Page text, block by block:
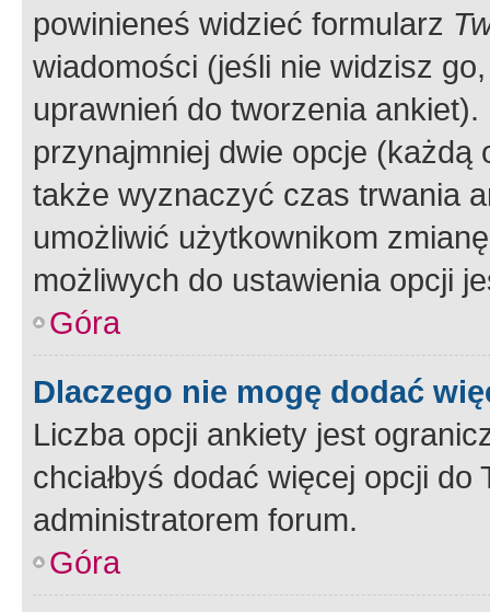
powinieneś widzieć formularz
wiadomości (jeśli nie widzisz
uprawnień do tworzenia
przynajmniej dwie opcje
także wyznaczyć czas trwania
umożliwić użytkownikom
możliwych do ustawienia opcji
Góra
Dlaczego nie mogę dodać
Liczba opcji ankiety jest
chciałbyś dodać więcej opcji
administratorem forum.
Góra